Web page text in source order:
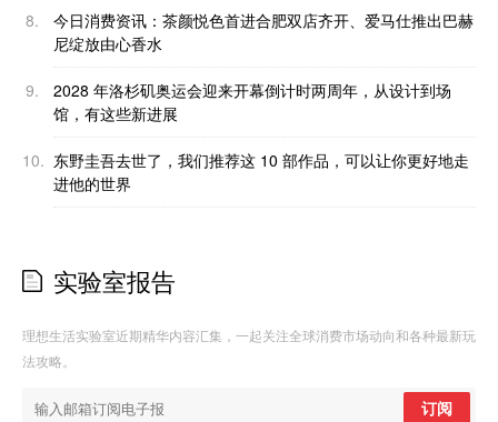
8.
今日消费资讯：茶颜悦色首进合肥双店齐开、爱马仕推出巴赫
尼绽放由心香水
9.
2028 年洛杉矶奥运会迎来开幕倒计时两周年，从设计到场
馆，有这些新进展
10. 东野圭吾去世了，我们推荐这 10 部作品，可以让你更好地走
进他的世界
实验室报告
理想生活实验室近期精华内容汇集，一起关注全球消费市场动向和各种最新玩
法攻略。